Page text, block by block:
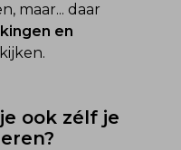
maar... daar
en
ook zélf je